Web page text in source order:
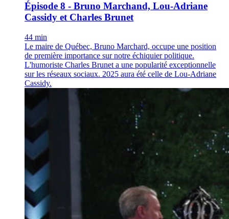
Épisode 8 - Bruno Marchand, Lou-Adriane
Cassidy et Charles Brunet
44 min
Le maire de Québec, Bruno Marchard, occupe une position
de première importance sur notre échiquier politique.
L'humoriste Charles Brunet a une popularité exceptionnelle
sur les réseaux sociaux. 2025 aura été celle de Lou-Adriane
Cassidy.